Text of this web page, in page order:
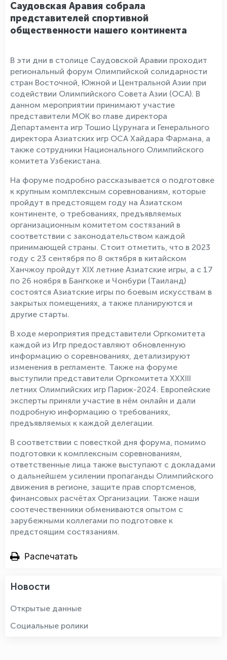
Саудовская Аравия собрала
представителей спортивной
общественности нашего континента
В эти дни в столице Саудовской Аравии проходит
региональный форум Олимпийской солидарности
стран Восточной, Южной и Центральной Азии при
содействии Олимпийского Совета Азии (ОСА). В
данном мероприятии принимают участие
представители МОК во главе директора
Департамента игр Тошио Цурунага и Генерального
директора Азиатских игр ОСА Хайдара Фармана, а
также сотрудники Национального Олимпийского
комитета Узбекистана.
На форуме подробно рассказывается о подготовке
к крупным комплексным соревнованиям, которые
пройдут в предстоящем году на Азиатском
континенте, о требованиях, предъявляемых
организационным комитетом состязаний в
соответствии с законодательством каждой
принимающей страны. Стоит отметить, что в 2023
году с 23 сентября по 8 октября в китайском
Ханчжоу пройдут XIX летние Азиатские игры, а с 17
по 26 ноября в Бангкоке и Чонбури (Таиланд)
состоятся Азиатские игры по боевым искусствам в
закрытых помещениях, а также планируются и
другие старты.
В ходе мероприятия представители Оргкомитета
каждой из Игр предоставляют обновленную
информацию о соревнованиях, детализируют
изменения в регламенте. Также на форуме
выступили представители Оргкомитета XXXIII
летних Олимпийских игр Париж-2024. Европейские
эксперты приняли участие в нём онлайн и дали
подробную информацию о требованиях,
предъявляемых к каждой делегации.
В соответствии с повесткой дня форума, помимо
подготовки к комплексным соревнованиям,
ответственные лица также выступают с докладами
о дальнейшем усилении пропаганды Олимпийского
движения в регионе, защите прав спортсменов,
финансовых расчётах Организации. Также наши
соотечественники обмениваются опытом с
зарубежными коллегами по подготовке к
предстоящим состязаниям.
Распечатать
Новости
Открытые данные
Социальные ролики